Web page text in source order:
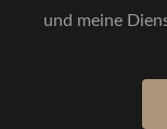
und meine